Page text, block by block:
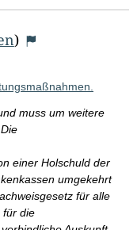
)
muss um weitere
einer Holschuld der
umgekehrt
für alle
für die